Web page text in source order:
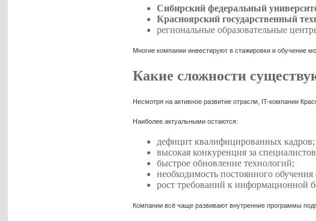
Сибирский федеральный
Красноярский государственный
региональные образовательные
Многие компании инвестируют в стажировки и обучение
Какие сложности
Несмотря на активное развитие отрасли, IT-компании
Наиболее актуальными остаются:
дефицит квалифицированных кадров;
высокая конкуренция за
быстрое обновление технологий;
необходимость постоянного обучения
рост требований к информационной
Компании всё чаще развивают внутренние программы